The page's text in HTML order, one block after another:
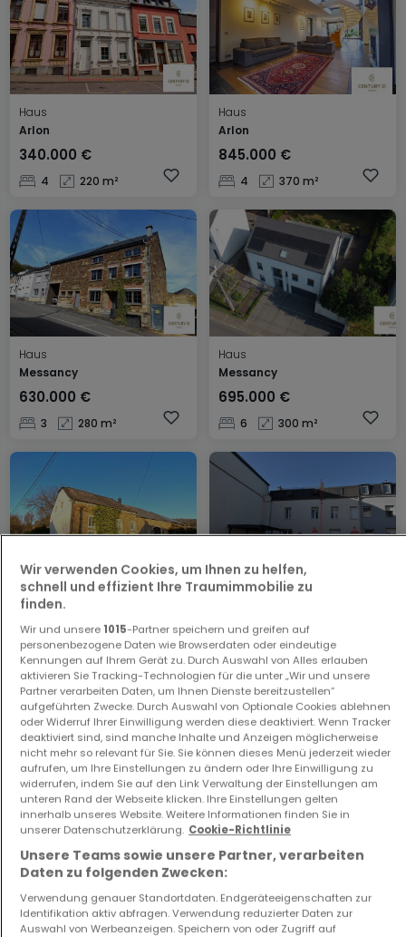
Haus
Arlon
340.000 €
4 220 m²
Haus
Arlon
845.000 €
4 370 m²
Haus
Messancy
630.000 €
3 280 m²
Haus
Messancy
695.000 €
6 300 m²
Haus
650.000 €
3 780 m²
Haus
250.000 €
3 150 m²
Haus
Messancy
620.000 €
3 280 m²
Wohnung
Arlon
269.500 €
2 85 m²
Wir verwenden Cookies, um Ihnen zu helfen,
schnell und effizient Ihre Traumimmobilie zu
finden.
Wir und unsere 1015-Partner speichern und greifen auf
personenbezogene Daten wie Browserdaten oder eindeutige
Kennungen auf Ihrem Gerät zu. Durch Auswahl von Alles erlauben
aktivieren Sie Tracking-Technologien für die unter „Wir und unsere
Partner verarbeiten Daten, um Ihnen Dienste bereitzustellen“
aufgeführten Zwecke. Durch Auswahl von Optionale Cookies ablehnen
oder Widerruf Ihrer Einwilligung werden diese deaktiviert. Wenn Tracker
deaktiviert sind, sind manche Inhalte und Anzeigen möglicherweise
nicht mehr so relevant für Sie. Sie können dieses Menü jederzeit wieder
aufrufen, um Ihre Einstellungen zu ändern oder Ihre Einwilligung zu
widerrufen, indem Sie auf den Link Verwaltung der Einstellungen am
unteren Rand der Webseite klicken. Ihre Einstellungen gelten
innerhalb unseres Website. Weitere Informationen finden Sie in
unserer Datenschutzerklärung. Cookie-Richtlinie
Unsere Teams sowie unsere Partner, verarbeiten
Daten zu folgenden Zwecken:
Verwendung genauer Standortdaten. Endgeräteeigenschaften zur
Identifikation aktiv abfragen. Verwendung reduzierter Daten zur
Auswahl von Werbeanzeigen. Speichern von oder Zugriff auf